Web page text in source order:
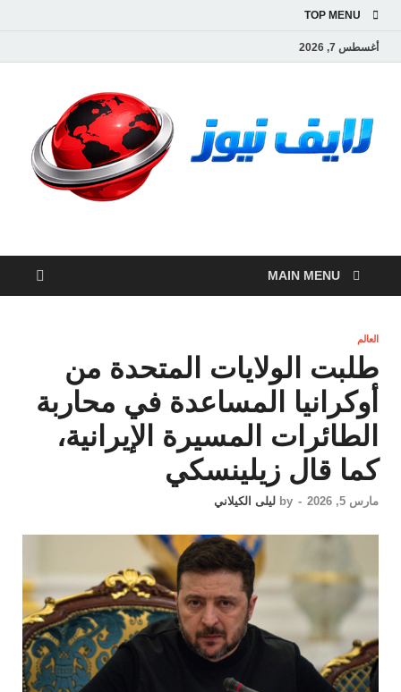
TOP MENU
أغسطس 7, 2026
لايف نيوز
MAIN MENU
العالم
طلبت الولايات المتحدة من
أوكرانيا المساعدة في محاربة
الطائرات المسيرة الإيرانية،
كما قال زيلينسكي
مارس 5, 2026 -
by ليلى الكيلاني